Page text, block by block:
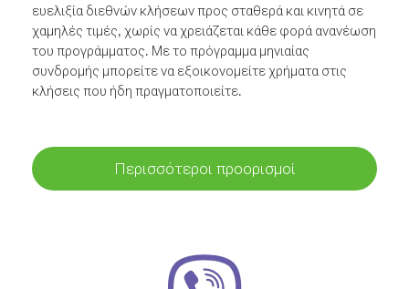
ευελιξία διεθνών κλήσεων προς σταθερά και κινητά σε
χαμηλές τιμές, χωρίς να χρειάζεται κάθε φορά ανανέωση
του προγράμματος. Με το πρόγραμμα μηνιαίας
συνδρομής μπορείτε να εξοικονομείτε χρήματα στις
κλήσεις που ήδη πραγματοποιείτε.
Περισσότεροι προορισμοί